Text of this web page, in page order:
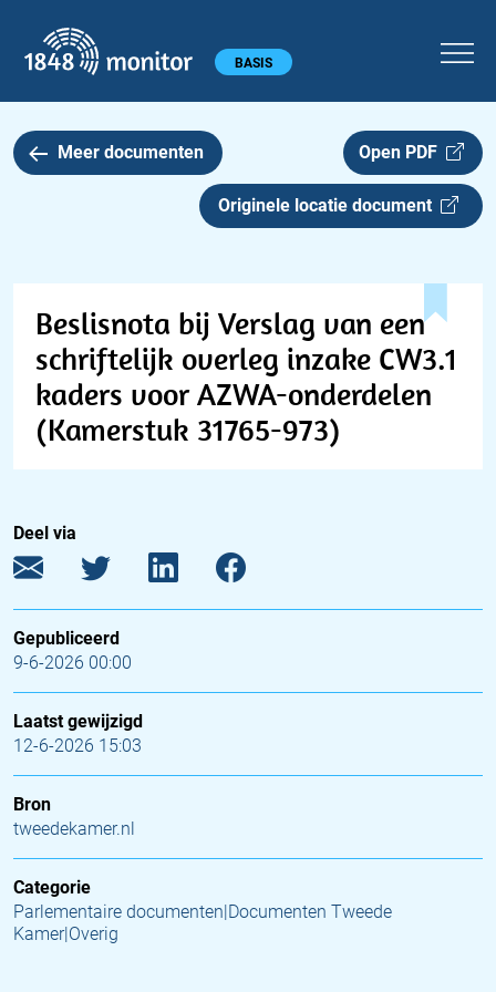
Hoofdmenu BASIS
Meer documenten Open PDF
Originele locatie document
Beslisnota bij Verslag van een
schriftelijk overleg inzake CW3.1
kaders voor AZWA-onderdelen
(Kamerstuk 31765-973)
Deel via
Gepubliceerd
9-6-2026 00:00
Laatst gewijzigd
12-6-2026 15:03
Bron
tweedekamer.nl
Categorie
Parlementaire documenten|Documenten Tweede
Kamer|Overig